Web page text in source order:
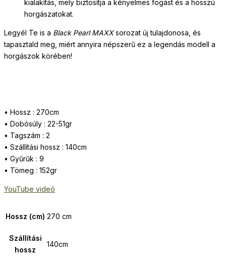
kialakítás, mely biztosítja a kényelmes fogást és a hosszú
horgászatokat.
Legyél Te is a Black Pearl MAXXsorozat új tulajdonosa, és
tapasztald meg, miért annyira népszerű ez a legendás modell a
horgászok körében!
• Hossz : 270cm
• Dobósúly : 22-51gr
• Tagszám : 2
• Szállítási hossz : 140cm
• Gyűrűk : 9
• Tömeg : 152gr
YouTube videó
Hossz (cm) 270 cm
Szállítási
hossz
140cm